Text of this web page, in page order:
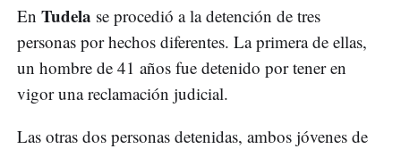
En Tudela se procedió a la detención de tres
personas por hechos diferentes. La primera de ellas,
un hombre de 41 años fue detenido por tener en
vigor una reclamación judicial.
Las otras dos personas detenidas, ambos jóvenes de